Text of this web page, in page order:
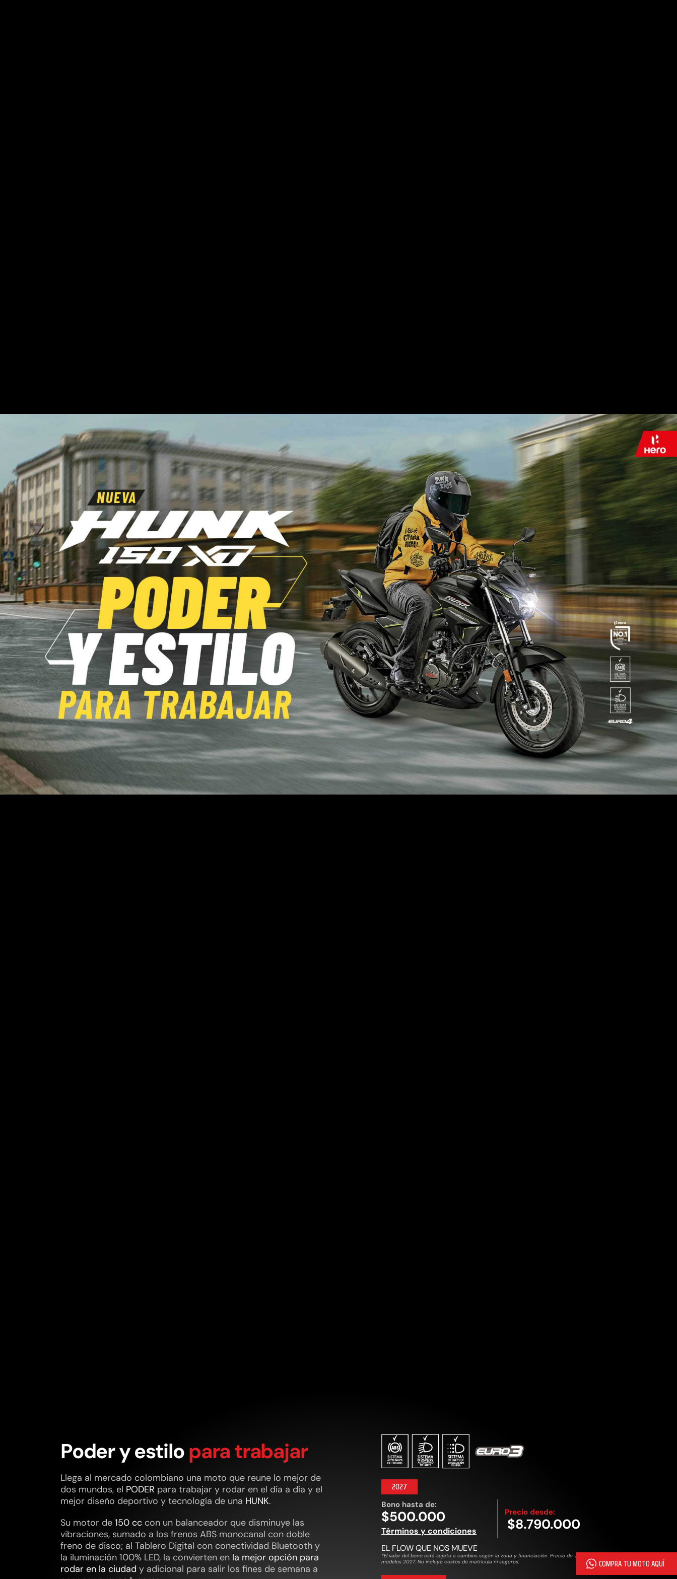
Poder y estilopara trabajar
Llega al mercado colombiano una moto que reune lo mejor de
dos mundos, el PODER para trabajar y rodar en el día a día y el
mejor diseño deportivo y tecnología de una HUNK.
Su motor de 150 cc con un balanceador que disminuye las
vibraciones, sumado a los frenos ABS monocanal con doble
freno de disco; al Tablero Digital con conectividad Bluetooth y
la iluminación 100% LED, la convierten en la mejor opción para
rodar en la ciudad y adicional para salir los fines de semana a
2027
Bono hasta de:
$500.000
Términos y condiciones
Precio desde:
$8.790.000
EL FLOW QUE NOS MUEVE
*El valor del bono está sujeto a cambios según la zona y financiación. Precio de venta al publico,
modelos 2027. No incluye costos de matrícula ni seguros.